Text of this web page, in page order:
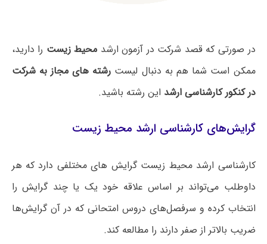
در صورتی که قصد شرکت در آزمون ارشد محیط زیست را دارید،
ممکن است شما هم به دنبال لیست رشته های مجاز به شرکت
در کنکور کارشناسی ارشد این رشته باشید.
گرایش‌های کارشناسی ارشد محیط زیست
کارشناسی ارشد محیط زیست گرایش های مختلفی دارد که هر
داوطلب می‌تواند بر اساس علاقه خود یک یا چند گرایش را
انتخاب کرده و سرفصل‌های دروس امتحانی که در آن گرایش‌ها
ضریب بالاتر از صفر دارند را مطالعه کند.